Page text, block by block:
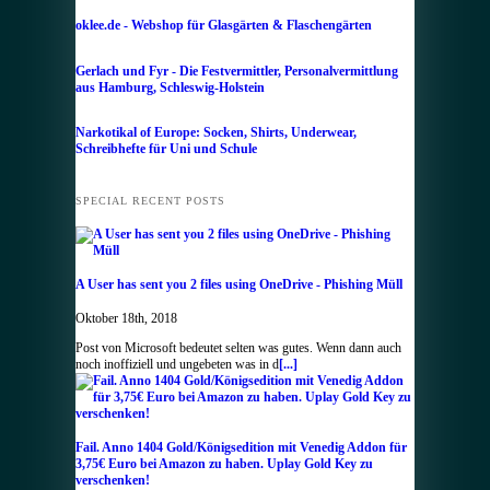
oklee.de - Webshop für Glasgärten & Flaschengärten
Gerlach und Fyr - Die Festvermittler, Personalvermittlung
aus Hamburg, Schleswig-Holstein
Narkotikal of Europe: Socken, Shirts, Underwear,
Schreibhefte für Uni und Schule
SPECIAL RECENT POSTS
A User has sent you 2 files using OneDrive - Phishing Müll
Oktober 18th, 2018
Post von Microsoft bedeutet selten was gutes. Wenn dann auch
noch inoffiziell und ungebeten was in d[...]
Fail. Anno 1404 Gold/Königsedition mit Venedig Addon für
3,75€ Euro bei Amazon zu haben. Uplay Gold Key zu
verschenken!